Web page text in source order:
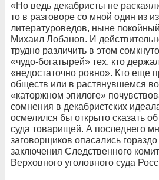
«Но ведь декабристы не
то в разговоре со мной один из
литературоведов, ныне
Михаил Лобанов. И
трудно различить в этом
«чудо-богатырей» тех, кто
«недостаточно ровно». Кто еще
обществ или в растянувшемся
«каторжном эпилоге»
сомнения в декабристских
осмелился бы открыто сказать
суда товарищей. А последнего
заговорщиков опасались
заключения Следственного
Верховного уголовного суда